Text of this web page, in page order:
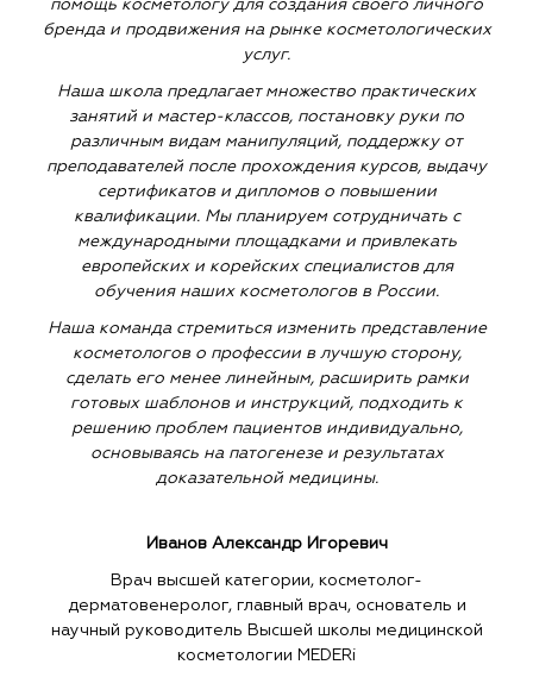
помощь косметологу для создания своего личного
бренда и продвижения на рынке косметологических
услуг.
Наша школа предлагает множество практических
занятий и мастер-классов, постановку руки по
различным видам манипуляций, поддержку от
преподавателей после прохождения курсов, выдачу
сертификатов и дипломов о повышении
квалификации. Мы планируем сотрудничать с
международными площадками и привлекать
европейских и корейских специалистов для
обучения наших косметологов в России.
Наша команда стремиться изменить представление
косметологов о профессии в лучшую сторону,
сделать его менее линейным, расширить рамки
готовых шаблонов и инструкций, подходить к
решению проблем пациентов индивидуально,
основываясь на патогенезе и результатах
доказательной медицины.
Иванов Александр Игоревич
Врач высшей категории, косметолог-
дерматовенеролог, главный врач, основатель и
научный руководитель Высшей школы медицинской
косметологии MEDERi